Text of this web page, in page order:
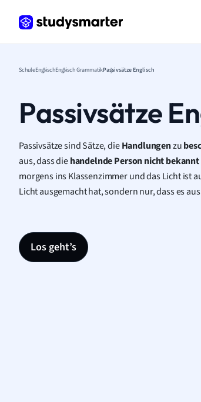
SchuleEnglischEnglisch GrammatikPassivsätze Englisch
Passivsätze
Passivsätze sind Sätze, dieHandlungenzu
aus, dass diehandelndePersonnichtbekannt
morgens ins Klassenzimmer und das Licht ist
Licht ausgemacht hat, sondern nur, dass es
Los geht’s